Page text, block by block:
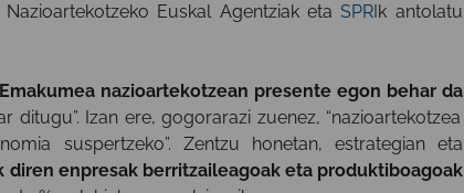
Nazioartekotzeko Euskal Agentziak etaSPRI k antolatu
Emakumea nazioartekotzean presente egon behar da
Izan ere, gogorarazi zuenez, “nazioartekotzea
suspertzeko”. Zentzu honetan, estrategian eta
diren enpresak berritzaileagoak eta produktiboagoak